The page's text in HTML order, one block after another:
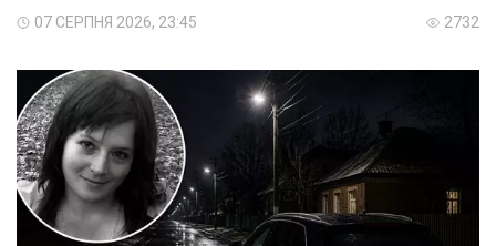
07 СЕРПНЯ 2026, 23:45 2732